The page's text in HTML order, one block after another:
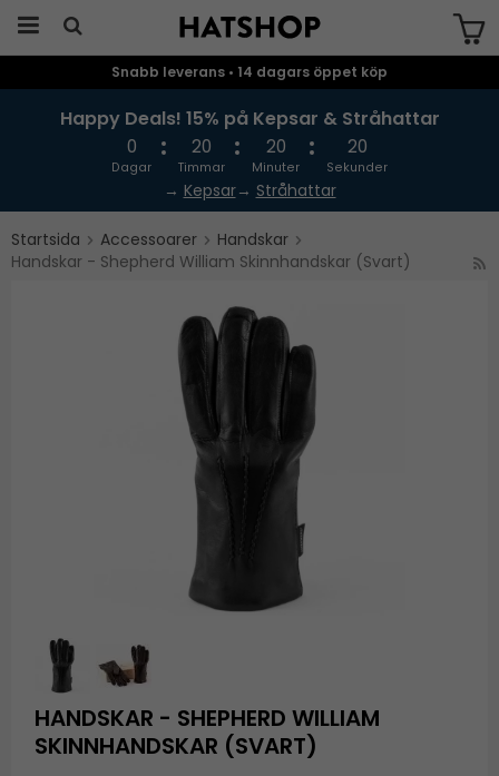
Snabb leverans • 14 dagars öppet köp
Happy Deals! 15% på Kepsar & Stråhattar
0
Dagar
20
Timmar
20
Minuter
20
Sekunder
→ Kepsar→ Stråhattar
Startsida Accessoarer
Handskar
Handskar - Shepherd William Skinnhandskar (Svart)
HANDSKAR - SHEPHERD WILLIAM
SKINNHANDSKAR (SVART)